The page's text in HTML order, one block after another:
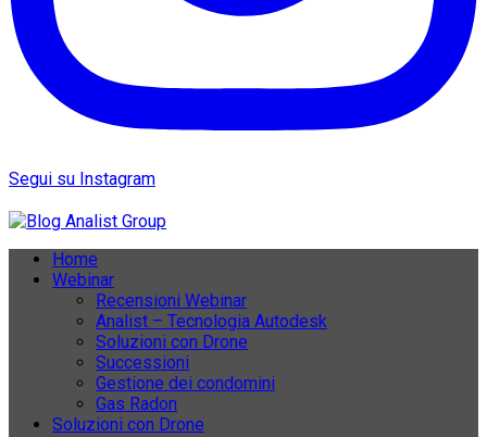
Segui su Instagram
Home
Webinar
Recensioni Webinar
Analist – Tecnologia Autodesk
Soluzioni con Drone
Successioni
Gestione dei condomini
Gas Radon
Soluzioni con Drone